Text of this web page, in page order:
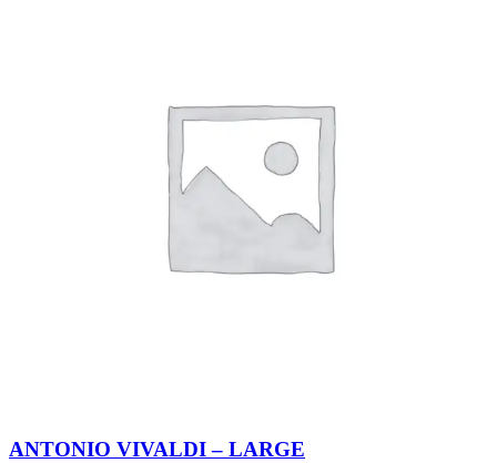
ANTONIO VIVALDI – LARGE